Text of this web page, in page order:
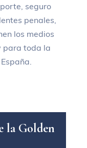
seguro
penales,
los medios
para toda la
la Golden